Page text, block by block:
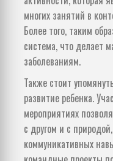
многих занятий в
Более того, таким
система, что делает
заболеваниям.
Также стоит
развитие ребенка.
мероприятиях
с другом и с
коммуникативных